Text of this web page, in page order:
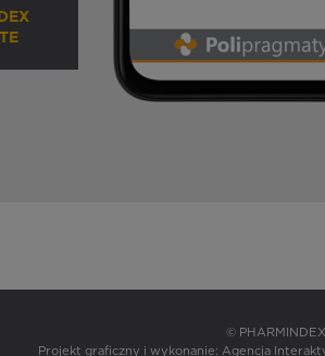
©
Projekt graficzny i wykonanie: Agencja